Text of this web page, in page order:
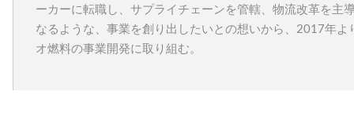
ーカーに転職し、サプライチェーンを管轄、物流改革を主
なるような、事業を創り出したいとの想いから、2017年よ
オ燃料の事業開発に取り組む。